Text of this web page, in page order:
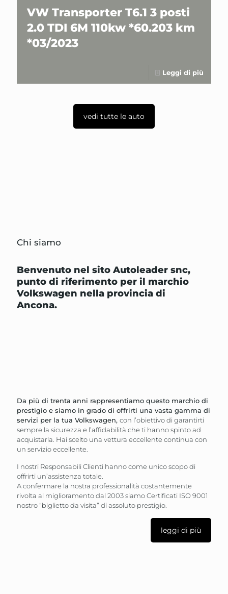
VW Transporter T6.1 3 posti
2.0 TDI 6M 110kw *60.203 km
*03/2023
Leggi di più
vedi tutte le auto
Chi siamo
Benvenuto nel sito Autoleader snc,
punto di riferimento per il marchio
Volkswagen nella provincia di
Ancona.
Da più di trenta anni rappresentiamo questo marchio di
prestigio e siamo in grado di offrirti una vasta gamma di
servizi per la tua Volkswagen, con l’obiettivo di garantirti
sempre la sicurezza e l’affidabilità che ti hanno spinto ad
acquistarla. Hai scelto una vettura eccellente continua con
un servizio eccellente.
I nostri Responsabili Clienti hanno come unico scopo di
offrirti un’assistenza totale.
A confermare la nostra professionalità costantemente
rivolta al miglioramento dal 2003 siamo Certificati ISO 9001
nostro “biglietto da visita” di assoluto prestigio.
leggi di più